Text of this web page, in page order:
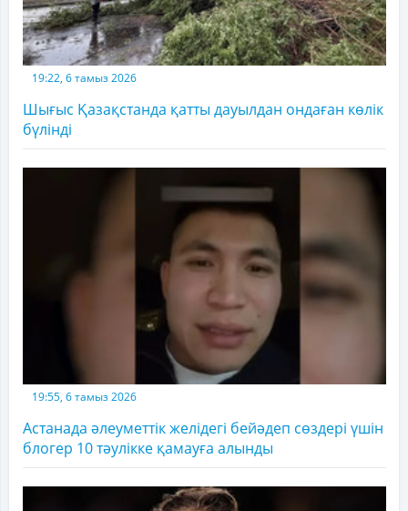
19:22, 6 тамыз 2026
Шығыс Қазақстанда қатты дауылдан ондаған көлік
бүлінді
19:55, 6 тамыз 2026
Астанада әлеуметтік желідегі бейәдеп сөздері үшін
блогер 10 тәулікке қамауға алынды